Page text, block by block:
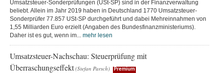
Umsatzsteuer-Sonderprüfungen (USt-SP) sind in der Finanzverwaltung
beliebt. Allein im Jahr 2019 haben in Deutschland 1770 Umsatzsteuer-
Sonderprüfer 77.857 USt-SP durchgeführt und dabei Mehreinnahmen von
1,55 Milliarden Euro erzielt (Angaben des Bundesfinanzministeriums).
Daher ist es gut, wenn im... mehr lesen
Umsatzsteuer-Nachschau: Steuerprüfung mit
Überraschungseffekt (Stefan Parsch) Premium